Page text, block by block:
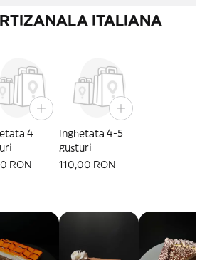
ITALIANA
4
RON
Inghetata 4-5
gusturi
110,00 RON